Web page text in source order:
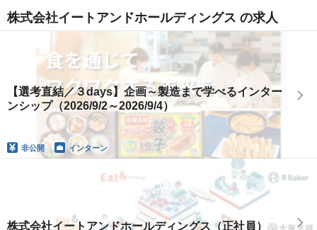
株式会社イートアンドホールディングス の求人
【選考直結／３days】企画～製造まで学べるインター
ンシップ（2026/9/2～2026/9/4）
非公開 インターン
株式会社イートアンドホールディングス（正社員）